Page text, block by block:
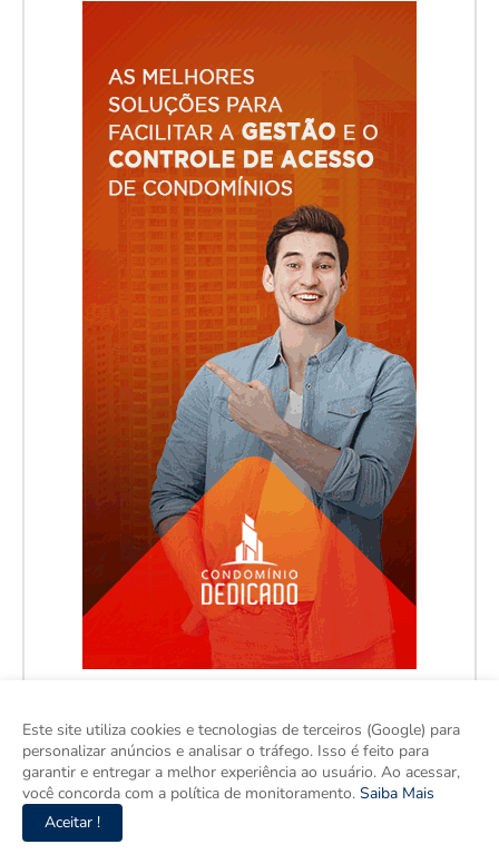
Este site utiliza cookies e tecnologias de terceiros (Google) para
personalizar anúncios e analisar o tráfego. Isso é feito para
garantir e entregar a melhor experiência ao usuário. Ao acessar,
você concorda com a política de monitoramento. Saiba Mais
Aceitar !